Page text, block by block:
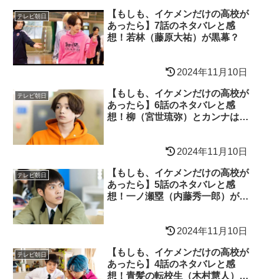
テレビ朝日
【もしも、イケメンだけの高校が
あったら】7話のネタバレと感
想！若林（藤原大祐）が黒幕？
2024年11月10日
テレビ朝日
【もしも、イケメンだけの高校が
あったら】6話のネタバレと感
想！柳（宮世琉弥）とカンナは秘
2024年11月10日
テレビ朝日
【もしも、イケメンだけの高校が
あったら】5話のネタバレと感
想！一ノ瀬塁（内藤秀一郎）が選
2024年11月10日
テレビ朝日
【もしも、イケメンだけの高校が
あったら】4話のネタバレと感
想！青髪の転校生（木村慧人）に